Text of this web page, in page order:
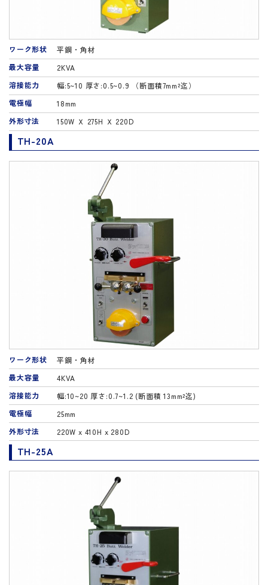
ワーク形状
平鋼・角材
最大容量
2KVA
溶接能力
幅:5~10 厚さ:0.5~0.9 （断面積7mm²迄）
電極幅
18mm
外形寸法
150W Ｘ 275H Ｘ 220D
TH-20A
ワーク形状
平鋼・角材
最大容量
4KVA
溶接能力
幅:10~20 厚さ:0.7~1.2 (断面積 13mm²迄)
電極幅
25mm
外形寸法
220W x 410H x 280D
TH-25A